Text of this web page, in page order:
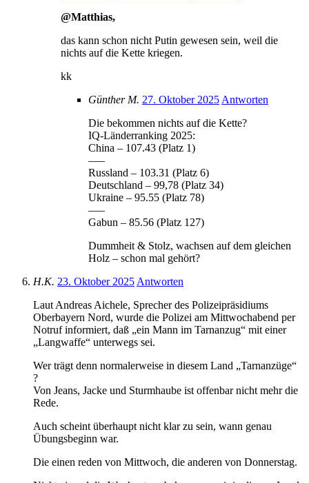
@Matthias,
das kann schon nicht Putin gewesen sein, weil die
nichts auf die Kette kriegen.
kk
Günther M. 27. Oktober 2025 Antworten
Die bekommen nichts auf die Kette?
IQ-Länderranking 2025:
China – 107.43 (Platz 1)
—–
Russland – 103.31 (Platz 6)
Deutschland – 99,78 (Platz 34)
Ukraine – 95.55 (Platz 78)
—–
Gabun – 85.56 (Platz 127)
Dummheit & Stolz, wachsen auf dem gleichen
Holz – schon mal gehört?
H.K. 23. Oktober 2025 Antworten
Laut Andreas Aichele, Sprecher des Polizeipräsidiums
Oberbayern Nord, wurde die Polizei am Mittwochabend per
Notruf informiert, daß „ein Mann im Tarnanzug“ mit einer
„Langwaffe“ unterwegs sei.
Wer trägt denn normalerweise in diesem Land „Tarnanzüge“
?
Von Jeans, Jacke und Sturmhaube ist offenbar nicht mehr die
Rede.
Auch scheint überhaupt nicht klar zu sein, wann genau
Übungsbeginn war.
Die einen reden von Mittwoch, die anderen von Donnerstag.